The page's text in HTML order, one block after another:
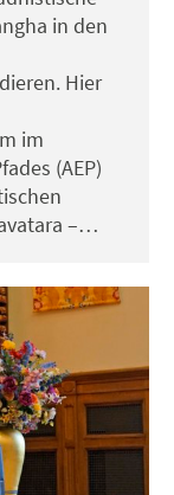
in den
Hier
im
(AEP)
–…